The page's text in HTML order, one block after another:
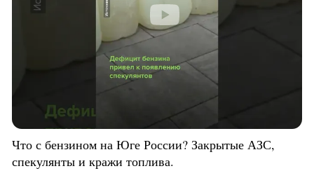
Что с бензином на Юге России? Закрытые АЗС,
спекулянты и кражи топлива.